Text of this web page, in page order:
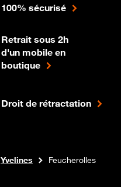
100% sécurisé
Retrait sous 2h
d'un mobile en
boutique
Droit de rétractation
Yvelines Feucherolles